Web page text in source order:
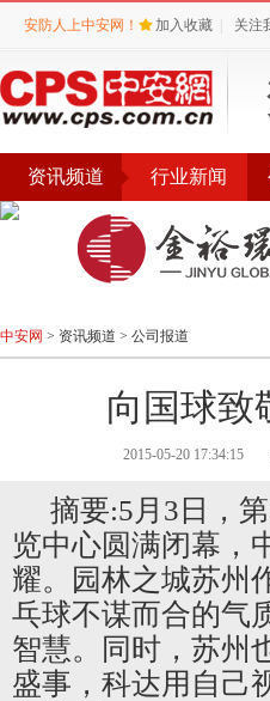
安防人上中安网！ 加入收藏 关注
资讯频道 行业新闻
公告
中安网 > 资讯频道 > 公司报道
向国球致
2015-05-20 17:34:15
摘要:5月3日，
览中心圆满闭幕，
耀。园林之城苏州
乓球不谋而合的
智慧。同时，苏州
盛事，科达用自己